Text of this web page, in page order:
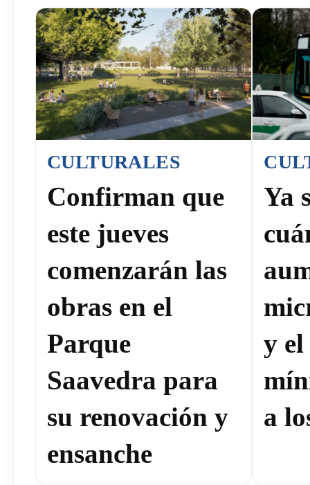
CULTURALES
Confirman que
este jueves
comenzarán las
obras en el
Parque
Saavedra para
su renovación y
ensanche
Ya
y
a